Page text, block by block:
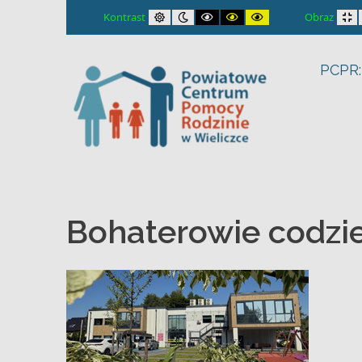
– Bohaterowie codzienności
Kontrast Default contrast
Night contrast
Black and White contrast
Black and Yellow contrast
Yellow and Black
Obraz
PCPR:
Bohaterowie